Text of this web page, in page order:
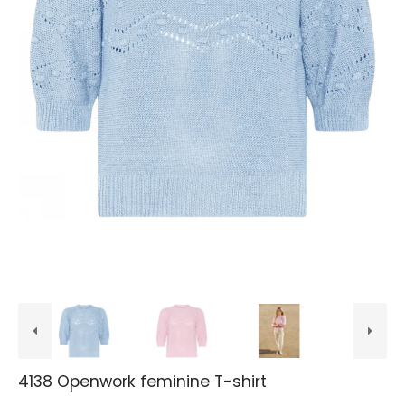
4138 Openwork feminine T-shirt